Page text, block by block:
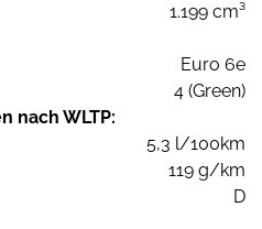
1.199 cm³
Euro 6e
4 (Green)
nach WLTP:
5,3 l/100km
119 g/km
D